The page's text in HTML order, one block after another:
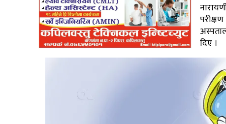
दिए ।